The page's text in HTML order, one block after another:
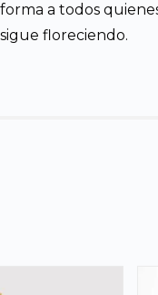
a todos
floreciendo.